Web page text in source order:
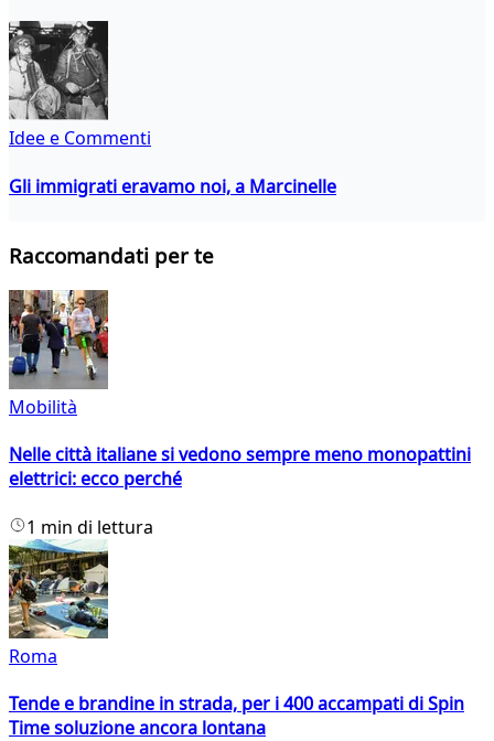
Idee e Commenti
Gli immigrati eravamo noi, a Marcinelle
Raccomandati per te
Mobilità
Nelle città italiane si vedono sempre meno monopattini
elettrici: ecco perché
1 min di lettura
Roma
Tende e brandine in strada, per i 400 accampati di Spin
Time soluzione ancora lontana